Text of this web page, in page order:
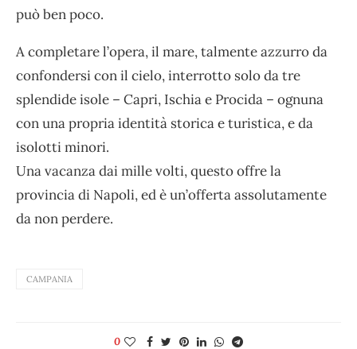
può ben poco.
A completare l’opera, il mare, talmente azzurro da
confondersi con il cielo, interrotto solo da tre
splendide isole – Capri, Ischia e Procida – ognuna
con una propria identità storica e turistica, e da
isolotti minori.
Una vacanza dai mille volti, questo offre la
provincia di Napoli, ed è un’offerta assolutamente
da non perdere.
CAMPANIA
0